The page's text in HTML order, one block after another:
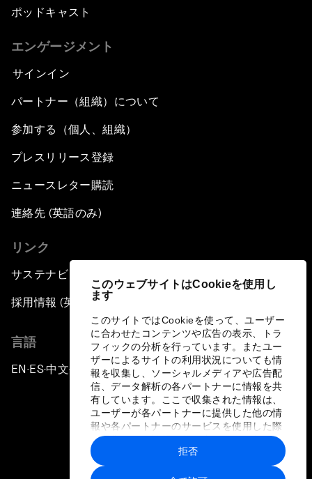
このウェブサイトはCookieを使用し
ます
このサイトではCookieを使って、ユーザー
に合わせたコンテンツや広告の表示、トラ
フィックの分析を行っています。またユー
ザーによるサイトの利用状況についても情
報を収集し、ソーシャルメディアや広告配
信、データ解析の各パートナーに情報を共
有しています。ここで収集された情報は、
ユーザーが各パートナーに提供した他の情
報や各パートナーのサービスを使用した際
に収集された情報と組み合わされ、各パー
トナーによって使用されることがありま
す。
拒否
ポッドキャスト
エンゲージメント
サインイン
パートナー（組織）について
参加する（個人、組織）
プレスリリース登録
ニュースレター購読
連絡先 (英語のみ)
リンク
サステナビリティへの取り組み
採用情報 (英語のみ)
言語
EN ▪ ES▪中文▪ 日本語
プライバシーポリシーと利用規約